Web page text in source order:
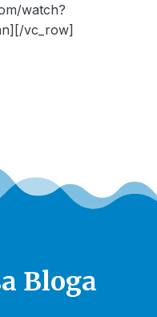
watch?
vc_row]
Bloga